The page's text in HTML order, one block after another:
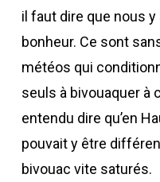
il faut dire que nous
bonheur. Ce sont
météos qui
seuls à bivouaquer à
entendu dire qu’en
pouvait y être
bivouac vite saturés.